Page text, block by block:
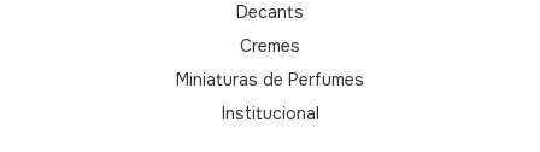
Decants
Cremes
Miniaturas de Perfumes
Institucional